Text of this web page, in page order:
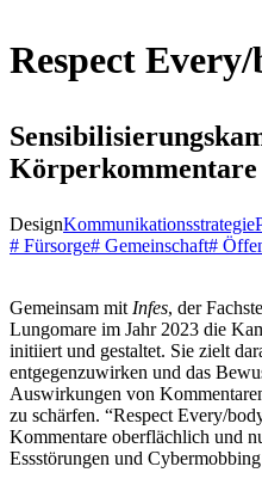
Respect
Körperkommentare
DesignKommunikationsstrategie
# Fürsorge# Gemeinschaft#
Gemeinsam mit Infes, der
Lungomare im Jahr 2023 die
initiiert und gestaltet. Sie zielt
entgegenzuwirken und das
Auswirkungen von
zu schärfen. “Respect Every/
Kommentare oberflächlich und
Essstörungen und